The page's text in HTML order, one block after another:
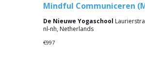
Mindful Communiceren
De Nieuwe Yogaschool
nl-nh, Netherlands
€997